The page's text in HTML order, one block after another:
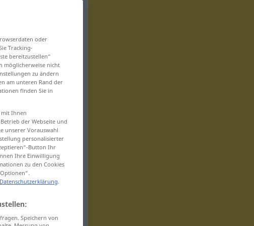
oder
Tracking-
bereitzustellen“
möglicherweise nicht
zu ändern
am unteren Rand der
finden Sie in
mit Ihnen
der Webseite und
unserer Vorauswahl
personalisierter
Button Ihr
Ihre Einwilligung
zu den Cookies
Datenschutzerklärung.
Speichern von